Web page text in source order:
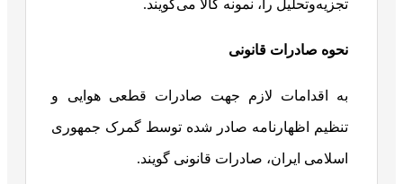
تجزیه‌وتحلیل را، نمونه کالا می‌گویند.
نحوه صادرات قانونی
به اقدامات لازم جهت صادرات قطعی هوایی و
تنظیم اظهارنامه صادر شده توسط گمرک جمهوری
اسلامی ایران، صادرات قانونی گویند.